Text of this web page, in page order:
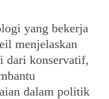
yang bekerja
menjelaskan
dari konservatif,
dalam politik